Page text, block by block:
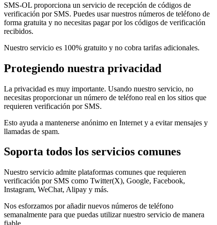
SMS-OL proporciona un servicio de recepción de códigos de
verificación por SMS. Puedes usar nuestros números de teléfono de
forma gratuita y no necesitas pagar por los códigos de verificación
recibidos.
Nuestro servicio es 100% gratuito y no cobra tarifas adicionales.
Protegiendo nuestra privacidad
La privacidad es muy importante. Usando nuestro servicio, no
necesitas proporcionar un número de teléfono real en los sitios que
requieren verificación por SMS.
Esto ayuda a mantenerse anónimo en Internet y a evitar mensajes y
llamadas de spam.
Soporta todos los servicios comunes
Nuestro servicio admite plataformas comunes que requieren
verificación por SMS como Twitter(X), Google, Facebook,
Instagram, WeChat, Alipay y más.
Nos esforzamos por añadir nuevos números de teléfono
semanalmente para que puedas utilizar nuestro servicio de manera